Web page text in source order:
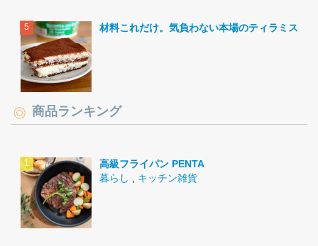
材料これだけ。気負わない本場のティラミス。
商品ランキング
高級フライパン PENTA
暮らし , キッチン雑貨